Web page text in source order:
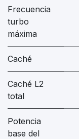
Frecuencia
turbo
máxima
Caché
Caché L2
total
Potencia
base del